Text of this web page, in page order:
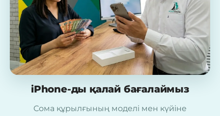
iPhone-ды қалай бағалаймыз
Сома құрылғының моделі мен күйіне